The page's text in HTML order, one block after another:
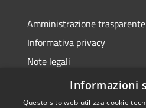
Amministrazione trasparente
Informativa privacy
Note legali
Dichiarazione di accessibilità
Informazioni
Questo sito web utilizza cookie